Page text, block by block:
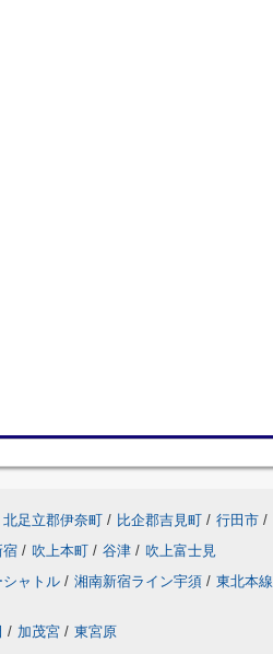
北足立郡伊奈町 / 比企郡吉見町 / 行田市 /
宿 / 吹上本町 / 谷津 / 吹上富士見
ャトル / 湘南新宿ライン宇須 / 東北本線
/ 加茂宮 / 東宮原